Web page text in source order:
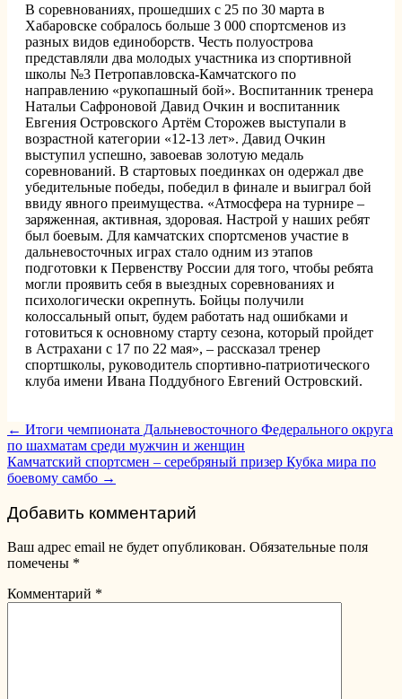
В соревнованиях, прошедших с 25 по 30 марта в
Хабаровске собралось больше 3 000 спортсменов из
разных видов единоборств. Честь полуострова
представляли два молодых участника из спортивной
школы №3 Петропавловска-Камчатского по
направлению «рукопашный бой». Воспитанник тренера
Натальи Сафроновой Давид Очкин и воспитанник
Евгения Островского Артём Сторожев выступали в
возрастной категории «12-13 лет». Давид Очкин
выступил успешно, завоевав золотую медаль
соревнований. В стартовых поединках он одержал две
убедительные победы, победил в финале и выиграл бой
ввиду явного преимущества. «Атмосфера на турнире –
заряженная, активная, здоровая. Настрой у наших ребят
был боевым. Для камчатских спортсменов участие в
дальневосточных играх стало одним из этапов
подготовки к Первенству России для того, чтобы ребята
могли проявить себя в выездных соревнованиях и
психологически окрепнуть. Бойцы получили
колоссальный опыт, будем работать над ошибками и
готовиться к основному старту сезона, который пройдет
в Астрахани с 17 по 22 мая», – рассказал тренер
спортшколы, руководитель спортивно-патриотического
клуба имени Ивана Поддубного Евгений Островский.
Post
navigation
← Итоги чемпионата Дальневосточного Федерального округа
по шахматам среди мужчин и женщин
Камчатский спортсмен – серебряный призер Кубка мира по
боевому самбо →
Добавить комментарий
Ваш адрес email не будет опубликован. Обязательные поля
помечены *
Комментарий *